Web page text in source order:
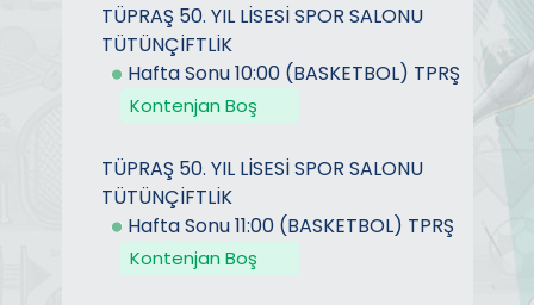
TÜPRAŞ 50. YIL LİSESİ SPOR SALONU
TÜTÜNÇİFTLİK
Hafta Sonu 10:00 (BASKETBOL) TPRŞ
Kontenjan Boş
TÜPRAŞ 50. YIL LİSESİ SPOR SALONU
TÜTÜNÇİFTLİK
Hafta Sonu 11:00 (BASKETBOL) TPRŞ
Kontenjan Boş